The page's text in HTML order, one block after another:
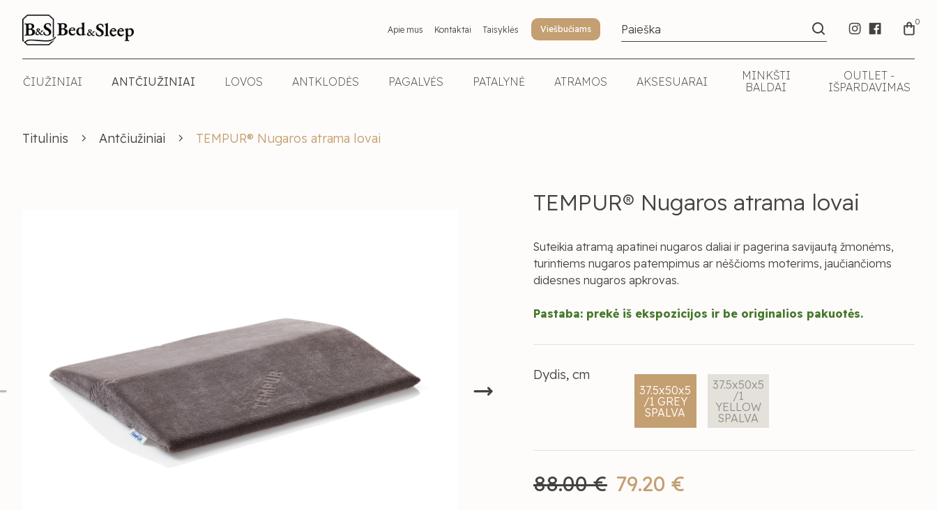
Apie mus Kontaktai Taisyklės Viešbučiams
0
ČIUŽINIAI ANTČIUŽINIAI LOVOS ANTKLODĖS PAGALVĖS PATALYNĖ ATRAMOS AKSESUARAI
MINKŠTI
BALDAI
OUTLET -
IŠPARDAVIMAS
Titulinis Antčiužiniai TEMPUR® Nugaros atrama lovai
TEMPUR® Nugaros atrama lovai
Suteikia atramą apatinei nugaros daliai ir pagerina savijautą žmonėms,
turintiems nugaros patempimus ar nėščioms moterims, jaučiančioms
didesnes nugaros apkrovas.
Pastaba: prekė iš ekspozicijos ir be originalios pakuotės.
Dydis, cm
37.5x50x5
/1 GREY
SPALVA
37.5x50x5
/1
YELLOW
SPALVA
79.20 €
88.00 €